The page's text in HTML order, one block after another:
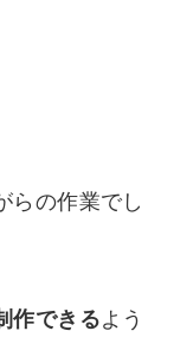
らの作業でし
作できるよう